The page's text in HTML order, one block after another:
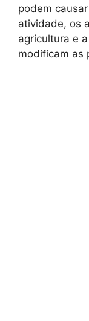
podem
atividade, os
agricultura e
modificam as